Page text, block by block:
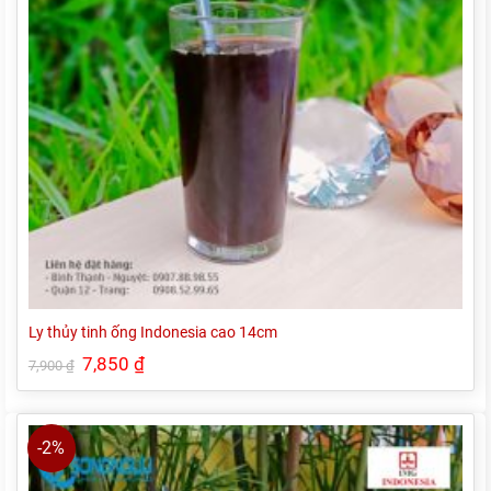
Ly thủy tinh ống Indonesia cao 14cm
7,900₫ Giá
gốc
là:
7,850 ₫Giá
hiện
tại
7,850 ₫.
-2%